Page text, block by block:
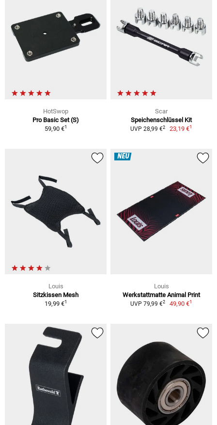
HotSwop
Pro Basic Set (S)
59,90 €1
Scar
Speichenschlüssel Kit
UVP 28,99 €2 23,19 €1
Louis
Sitzkissen Mesh
19,99 €1
NEU
Louis
Werkstattmatte Animal Print
UVP 79,99 €2 49,90 €1